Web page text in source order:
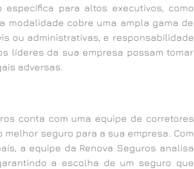
específica para altos executivos, como
modalidade cobre uma ampla gama de
ou administrativas, e responsabilidade
líderes da sua empresa possam tomar
adversas.
conta com uma equipe de corretores
seguro para a sua empresa. Com
a equipe da Renova Seguros analisa
a escolha de um seguro que